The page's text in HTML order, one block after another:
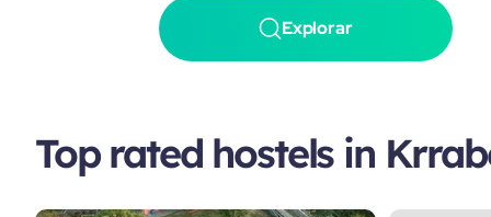
Explorar
Top rated hostels in